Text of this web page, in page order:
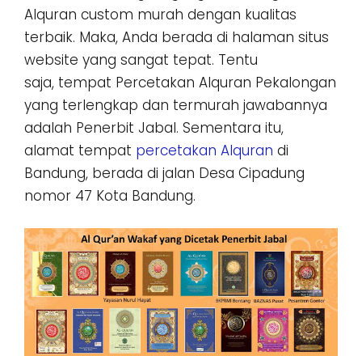
Alquran custom murah dengan kualitas
terbaik. Maka, Anda berada di halaman situs
website yang sangat tepat. Tentu
saja, tempat Percetakan Alquran Pekalongan
yang terlengkap dan termurah jawabannya
adalah Penerbit Jabal. Sementara itu,
alamat tempat percetakan Alquran di
Bandung, berada di jalan Desa Cipadung
nomor 47 Kota Bandung.